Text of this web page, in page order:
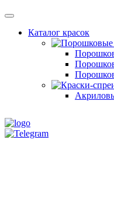
Каталог красок